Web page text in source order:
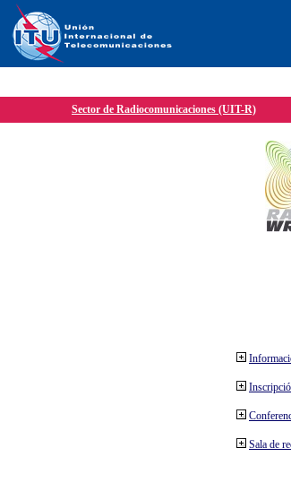
Sector de Radiocomunicaciones (UIT-R)
Sala de